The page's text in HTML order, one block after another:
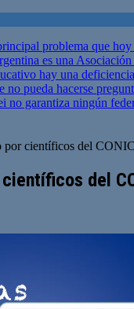
problema que
es una
hay una
pueda hacerse
garantiza ningún
científicos del
del